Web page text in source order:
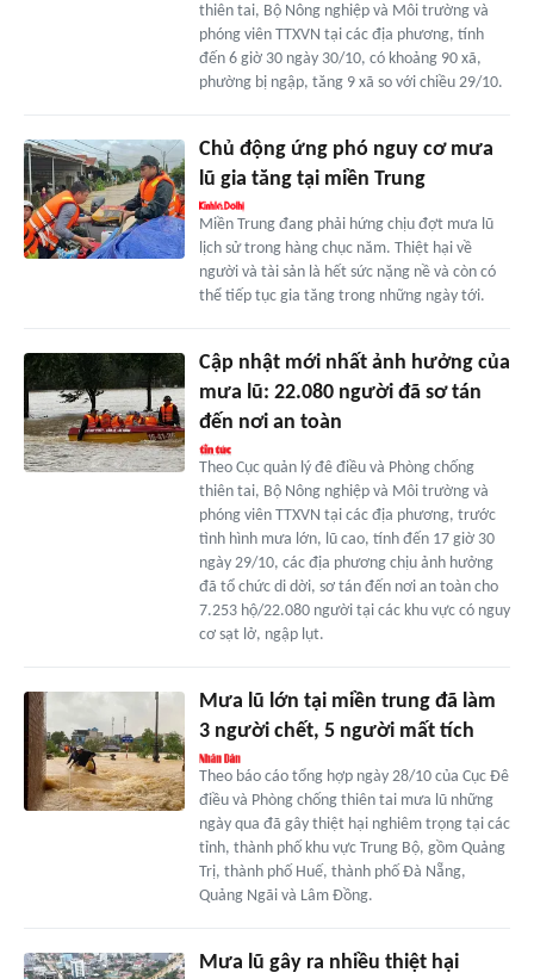
thiên tai, Bộ Nông nghiệp và Môi trường và
phóng viên TTXVN tại các địa phương, tính
đến 6 giờ 30 ngày 30/10, có khoảng 90 xã,
phường bị ngập, tăng 9 xã so với chiều 29/10.
Chủ động ứng phó nguy cơ mưa
lũ gia tăng tại miền Trung
Miền Trung đang phải hứng chịu đợt mưa lũ
lịch sử trong hàng chục năm. Thiệt hại về
người và tài sản là hết sức nặng nề và còn có
thể tiếp tục gia tăng trong những ngày tới.
Cập nhật mới nhất ảnh hưởng của
mưa lũ: 22.080 người đã sơ tán
đến nơi an toàn
Theo Cục quản lý đê điều và Phòng chống
thiên tai, Bộ Nông nghiệp và Môi trường và
phóng viên TTXVN tại các địa phương, trước
tình hình mưa lớn, lũ cao, tính đến 17 giờ 30
ngày 29/10, các địa phương chịu ảnh hưởng
đã tổ chức di dời, sơ tán đến nơi an toàn cho
7.253 hộ/22.080 người tại các khu vực có nguy
cơ sạt lở, ngập lụt.
Mưa lũ lớn tại miền trung đã làm
3 người chết, 5 người mất tích
Theo báo cáo tổng hợp ngày 28/10 của Cục Đê
điều và Phòng chống thiên tai mưa lũ những
ngày qua đã gây thiệt hại nghiêm trọng tại các
tỉnh, thành phố khu vực Trung Bộ, gồm Quảng
Trị, thành phố Huế, thành phố Đà Nẵng,
Quảng Ngãi và Lâm Đồng.
Mưa lũ gây ra nhiều thiệt hại